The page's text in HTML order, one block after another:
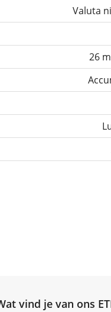
Valuta
26
vind je van ons